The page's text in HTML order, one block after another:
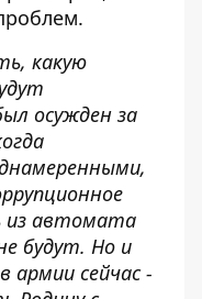
какую
осужден за
из автомата
будут. Но и
армии сейчас -